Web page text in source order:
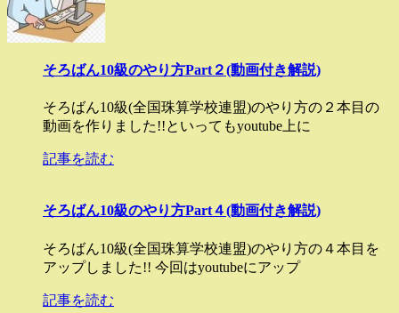
そろばん10級のやり方Part２(動画付き解説)
そろばん10級(全国珠算学校連盟)のやり方の２本目の
動画を作りました!!といってもyoutube上に
記事を読む
そろばん10級のやり方Part４(動画付き解説)
そろばん10級(全国珠算学校連盟)のやり方の４本目を
アップしました!! 今回はyoutubeにアップ
記事を読む